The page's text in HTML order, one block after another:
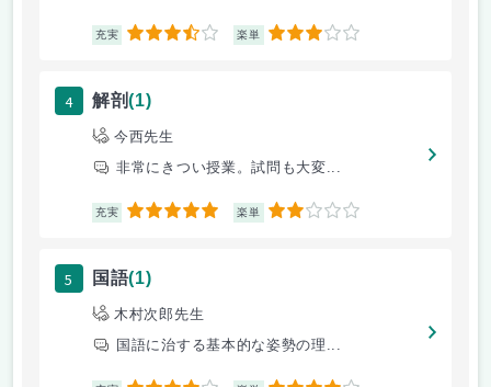
充実 3.5 楽単 3
4 解剖(1)
今西先生
非常にきつい授業。試問も大変...
充実 5 楽単 2
5 国語(1)
木村次郎先生
国語に治する基本的な姿勢の理...